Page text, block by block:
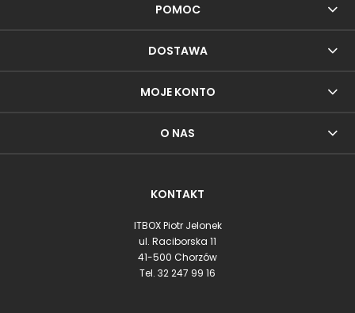
POMOC
DOSTAWA
MOJE KONTO
O NAS
KONTAKT
ITBOX Piotr Jelonek
ul. Raciborska 11
41-500 Chorzów
Tel. 32 247 99 16